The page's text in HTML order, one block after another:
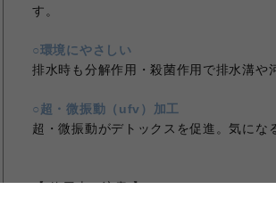
す。
○環境にやさしい
排水時も分解作用・殺菌作用で排水溝や
○超・微振動（ufv）加工
超・微振動がデトックスを促進。気にな
【 使用上の注意 】